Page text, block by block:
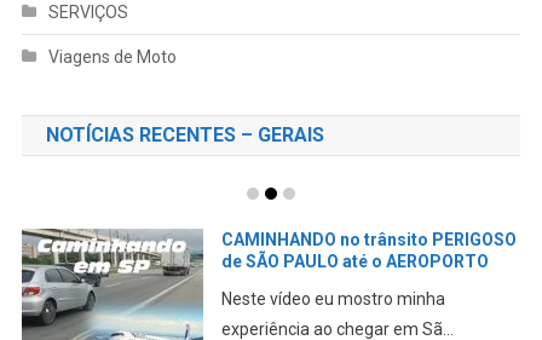
SERVIÇOS
Viagens de Moto
NOTÍCIAS RECENTES – GERAIS
CAMINHANDO no trânsito PERIGOSO
de SÃO PAULO até o AEROPORTO
Neste vídeo eu mostro minha
experiência ao chegar em Sã...